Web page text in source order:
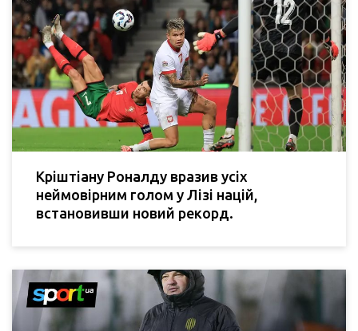
Кріштіану Роналду вразив усіх
неймовірним голом у Лізі націй,
встановивши новий рекорд.